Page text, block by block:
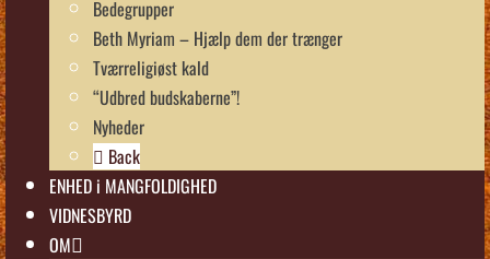
Bedegrupper
Beth Myriam – Hjælp dem der trænger
Tværreligiøst kald
“Udbred budskaberne”!
Nyheder
Back
ENHED i MANGFOLDIGHED
VIDNESBYRD
OM